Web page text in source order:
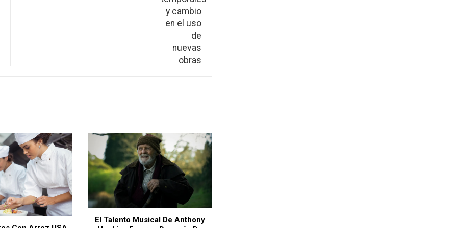
El Talento Musical De Anthony